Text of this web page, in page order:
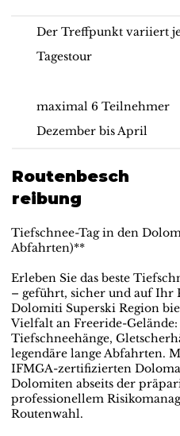
Der Treffpunkt variiert
Tagestour
maximal 6 Teilnehmer
Dezember bis April
Routenbesch
reibung
Tiefschnee-Tag in den
Abfahrten)**
Erleben Sie das beste
– geführt, sicher und auf Ihr
Dolomiti Superski Region
Vielfalt an Freeride-Gelände:
Tiefschneehänge,
legendäre lange Abfahrten.
IFMGA-zertifizierten
Dolomiten abseits der
professionellem
Routenwahl.